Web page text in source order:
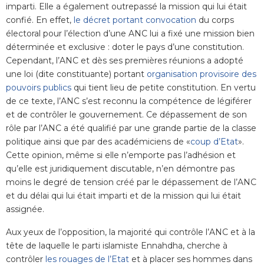
imparti. Elle a également outrepassé la mission qui lui était
confié. En effet, le décret portant convocation du corps
électoral pour l’élection d’une ANC lui a fixé une mission bien
déterminée et exclusive : doter le pays d’une constitution.
Cependant, l’ANC et dès ses premières réunions a adopté
une loi (dite constituante) portant organisation provisoire des
pouvoirs publics qui tient lieu de petite constitution. En vertu
de ce texte, l’ANC s’est reconnu la compétence de légiférer
et de contrôler le gouvernement. Ce dépassement de son
rôle par l’ANC a été qualifié par une grande partie de la classe
politique ainsi que par des académiciens de «coup d’Etat».
Cette opinion, même si elle n’emporte pas l’adhésion et
qu’elle est juridiquement discutable, n’en démontre pas
moins le degré de tension créé par le dépassement de l’ANC
et du délai qui lui était imparti et de la mission qui lui était
assignée.
Aux yeux de l’opposition, la majorité qui contrôle l’ANC et à la
tête de laquelle le parti islamiste Ennahdha, cherche à
contrôler les rouages de l’Etat et à placer ses hommes dans